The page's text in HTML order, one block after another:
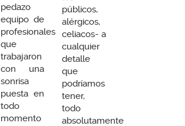
pedazo
equipo de
profesionales
que
trabajaron
con una
sonrisa
puesta en
todo
momento
públicos,
alérgicos,
celiacos- a
cualquier
detalle
que
podríamos
tener,
todo
absolutamente